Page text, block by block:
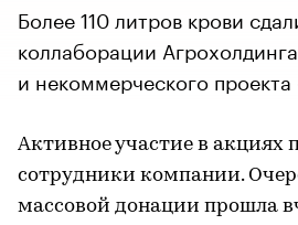
Более 110 литров крови
коллаборации
и некоммерческого
Активное участие в акциях
сотрудники компании.
массовой донации прошла